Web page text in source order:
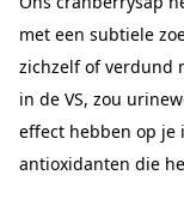
met een subtiele
zichzelf of verdund
in de VS, zou
effect hebben op je
antioxidanten die